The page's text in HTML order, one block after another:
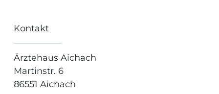
Kontakt
Ärztehaus Aichach
Martinstr. 6
86551 Aichach